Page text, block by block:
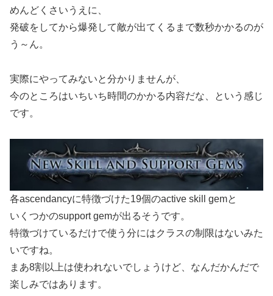
めんどくさいうえに、
発破をしてから爆発して敵が出てくるまで数秒かかるのが
う～ん。
実際にやってみないと分かりませんが、
今のところはいちいち時間のかかる内容だな、という感じ
です。
各ascendancyに特徴づけた19個のactive skill gemと
いくつかのsupport gemが出るそうです。
特徴づけているだけで使う分にはクラスの制限はないみた
いですね。
まあ8割以上は使われないでしょうけど、なんだかんだで
楽しみではあります。